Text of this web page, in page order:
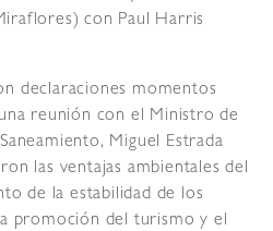
con Paul Harris
declaraciones momentos
reunión con el Ministro de
Miguel Estrada
las ventajas ambientales del
de la estabilidad de los
promoción del turismo y el